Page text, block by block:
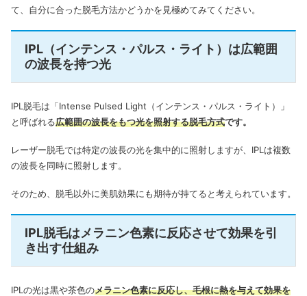
て、自分に合った脱毛方法かどうかを見極めてみてください。
IPL（インテンス・パルス・ライト）は広範囲
の波長を持つ光
IPL脱毛は「Intense Pulsed Light（インテンス・パルス・ライト）」
と呼ばれる広範囲の波長をもつ光を照射する脱毛方式です。
レーザー脱毛では特定の波長の光を集中的に照射しますが、IPLは複数
の波長を同時に照射します。
そのため、脱毛以外に美肌効果にも期待が持てると考えられています。
IPL脱毛はメラニン色素に反応させて効果を引
き出す仕組み
IPLの光は黒や茶色のメラニン色素に反応し、毛根に熱を与えて効果を